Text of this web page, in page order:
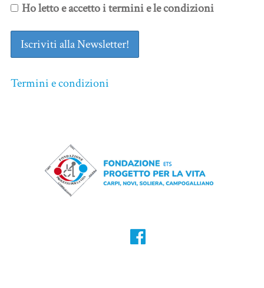
Ho letto e accetto i termini e le condizioni
Termini e condizioni